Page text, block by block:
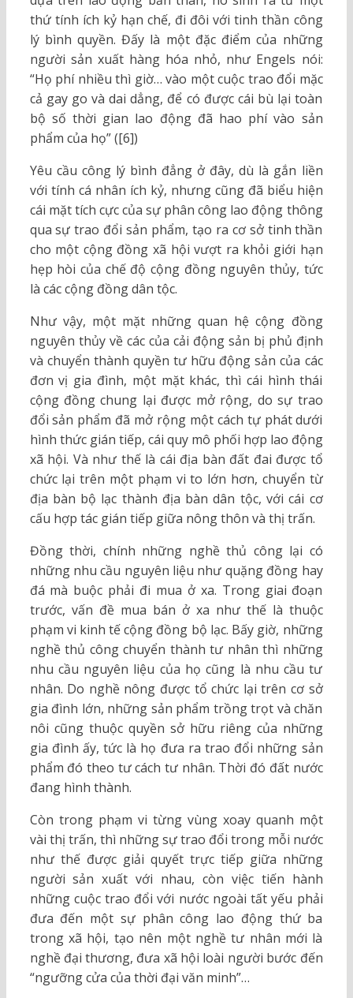
thứ tính ích kỷ hạn chế, đi đôi với tinh thần công
lý bình quyền. Đấy là một đặc điểm của những
người sản xuất hàng hóa nhỏ, như Engels nói:
“Họ phí nhiều thì giờ… vào một cuộc trao đổi mặc
cả gay go và dai dẳng, để có được cái bù lại toàn
bộ số thời gian lao động đã hao phí vào sản
phẩm của họ” ([6])
Yêu cầu công lý bình đẳng ở đây, dù là gắn liền
với tính cá nhân ích kỷ, nhưng cũng đã biểu hiện
cái mặt tích cực của sự phân công lao động thông
qua sự trao đổi sản phẩm, tạo ra cơ sở tinh thần
cho một cộng đồng xã hội vượt ra khỏi giới hạn
hẹp hòi của chế độ cộng đồng nguyên thủy, tức
là các cộng đồng dân tộc.
Như vậy, một mặt những quan hệ cộng đồng
nguyên thủy về các của cải động sản bị phủ định
và chuyển thành quyền tư hữu động sản của các
đơn vị gia đình, một mặt khác, thì cái hình thái
cộng đồng chung lại được mở rộng, do sự trao
đổi sản phẩm đã mở rộng một cách tự phát dưới
hình thức gián tiếp, cái quy mô phối hợp lao động
xã hội. Và như thế là cái địa bàn đất đai được tổ
chức lại trên một phạm vi to lớn hơn, chuyển từ
địa bàn bộ lạc thành địa bàn dân tộc, với cái cơ
cấu hợp tác gián tiếp giữa nông thôn và thị trấn.
Đồng thời, chính những nghề thủ công lại có
những nhu cầu nguyên liệu như quặng đồng hay
đá mà buộc phải đi mua ở xa. Trong giai đoạn
trước, vấn đề mua bán ở xa như thế là thuộc
phạm vi kinh tế cộng đồng bộ lạc. Bấy giờ, những
nghề thủ công chuyển thành tư nhân thì những
nhu cầu nguyên liệu của họ cũng là nhu cầu tư
nhân. Do nghề nông được tổ chức lại trên cơ sở
gia đình lớn, những sản phẩm trồng trọt và chăn
nôi cũng thuộc quyền sở hữu riêng của những
gia đình ấy, tức là họ đưa ra trao đổi những sản
phẩm đó theo tư cách tư nhân. Thời đó đất nước
đang hình thành.
Còn trong phạm vi từng vùng xoay quanh một
vài thị trấn, thì những sự trao đổi trong mỗi nước
như thế được giải quyết trực tiếp giữa những
người sản xuất với nhau, còn việc tiến hành
những cuộc trao đổi với nước ngoài tất yếu phải
đưa đến một sự phân công lao động thứ ba
trong xã hội, tạo nên một nghề tư nhân mới là
nghề đại thương, đưa xã hội loài người bước đến
“ngưỡng cửa của thời đại văn minh”…